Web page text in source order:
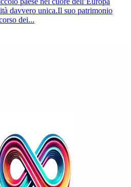
davvero unica.Il suo patrimonio
dei...